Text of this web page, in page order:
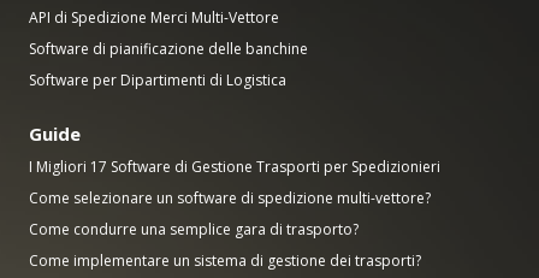
API di Spedizione Merci Multi-Vettore
Software di pianificazione delle banchine
Software per Dipartimenti di Logistica
Guide
I Migliori 17 Software di Gestione Trasporti per Spedizionieri
Come selezionare un software di spedizione multi-vettore?
Come condurre una semplice gara di trasporto?
Come implementare un sistema di gestione dei trasporti?